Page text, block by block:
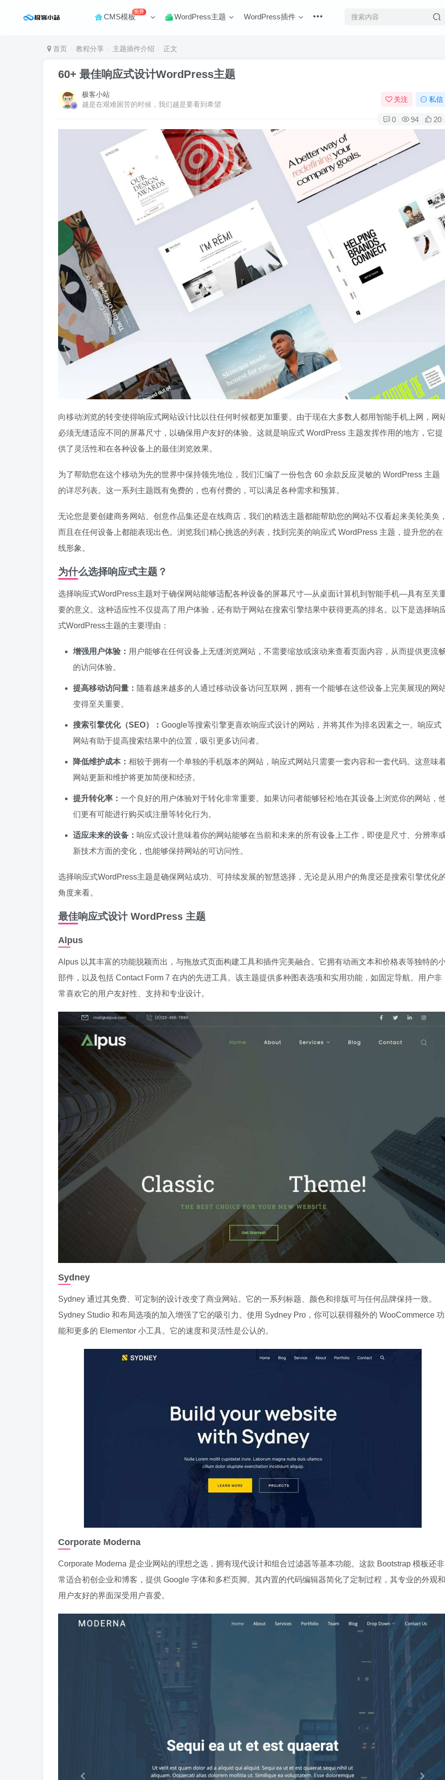
CMS模板
免费
WordPress主题 WordPress插件
首页 教程分享 主题插件介绍 正文
60+ 最佳响应式设计WordPress主题
极客小站
越是在艰难困苦的时候，我们越是要看到希望
关注 私信
0 94 20
向移动浏览的转变使得响应式网站设计比以往任何时候都更加重要。由于现在大多数人都用智能手机上网，网
必须无缝适应不同的屏幕尺寸，以确保用户友好的体验。这就是响应式 WordPress 主题发挥作用的地方，它提
供了灵活性和在各种设备上的最佳浏览效果。
为了帮助您在这个移动为先的世界中保持领先地位，我们汇编了一份包含 60 余款反应灵敏的 WordPress 主题
的详尽列表。这一系列主题既有免费的，也有付费的，可以满足各种需求和预算。
无论您是要创建商务网站、创意作品集还是在线商店，我们的精选主题都能帮助您的网站不仅看起来美轮美奂
而且在任何设备上都能表现出色。浏览我们精心挑选的列表，找到完美的响应式 WordPress 主题，提升您的在
线形象。
为什么选择响应式主题？
选择响应式WordPress主题对于确保网站能够适配各种设备的屏幕尺寸—从桌面计算机到智能手机—具有至关
要的意义。这种适应性不仅提高了用户体验，还有助于网站在搜索引擎结果中获得更高的排名。以下是选择响
式WordPress主题的主要理由：
增强用户体验： 用户能够在任何设备上无缝浏览网站，不需要缩放或滚动来查看页面内容，从而提供更流
的访问体验。
提高移动访问量： 随着越来越多的人通过移动设备访问互联网，拥有一个能够在这些设备上完美展现的网
变得至关重要。
搜索引擎优化（SEO）： Google等搜索引擎更喜欢响应式设计的网站，并将其作为排名因素之一。响应式
网站有助于提高搜索结果中的位置，吸引更多访问者。
降低维护成本： 相较于拥有一个单独的手机版本的网站，响应式网站只需要一套内容和一套代码。这意味
网站更新和维护将更加简便和经济。
提升转化率： 一个良好的用户体验对于转化非常重要。如果访问者能够轻松地在其设备上浏览你的网站，
们更有可能进行购买或注册等转化行为。
适应未来的设备： 响应式设计意味着你的网站能够在当前和未来的所有设备上工作，即使是尺寸、分辨率
新技术方面的变化，也能够保持网站的可访问性。
选择响应式WordPress主题是确保网站成功、可持续发展的智慧选择，无论是从用户的角度还是搜索引擎优化
角度来看。
最佳响应式设计 WordPress 主题
Alpus
Alpus 以其丰富的功能脱颖而出，与拖放式页面构建工具和插件完美融合。它拥有动画文本和价格表等独特的
部件，以及包括 Contact Form 7 在内的先进工具。该主题提供多种图表选项和实用功能，如固定导航。用户非
常喜欢它的用户友好性、支持和专业设计。
Sydney
Sydney 通过其免费、可定制的设计改变了商业网站。它的一系列标题、颜色和排版可与任何品牌保持一致。
Sydney Studio 和布局选项的加入增强了它的吸引力。使用 Sydney Pro，你可以获得额外的 WooCommerce 功
能和更多的 Elementor 小工具。它的速度和灵活性是公认的。
Corporate Moderna
Corporate Moderna 是企业网站的理想之选，拥有现代设计和组合过滤器等基本功能。这款 Bootstrap 模板还非
常适合初创企业和博客，提供 Google 字体和多栏页脚。其内置的代码编辑器简化了定制过程，其专业的外观和
用户友好的界面深受用户喜爱。